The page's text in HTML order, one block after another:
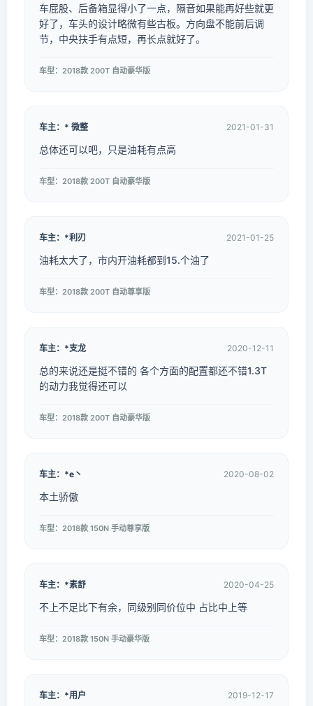
车屁股、后备箱显得小了一点，隔音如果能再好些就更
好了，车头的设计略微有些古板。方向盘不能前后调
节，中央扶手有点短，再长点就好了。
车型：2018款 200T 自动豪华版
车主：* 微整 2021-01-31
总体还可以吧，只是油耗有点高
车型：2018款 200T 自动豪华版
车主：*利刃 2021-01-25
油耗太大了，市内开油耗都到15.个油了
车型：2018款 200T 自动尊享版
车主：*支龙 2020-12-11
总的来说还是挺不错的 各个方面的配置都还不错1.3T
的动力我觉得还可以
车型：2018款 200T 自动豪华版
车主：*e丶 2020-08-02
本土骄傲
车型：2018款 150N 手动尊享版
车主：*素舒 2020-04-25
不上不足比下有余，同级别同价位中 占比中上等
车型：2018款 150N 手动豪华版
车主：*用户 2019-12-17